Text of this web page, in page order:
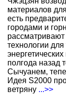
материалов
есть
городами и
технологии
полгода назад
Сычуанем,
Идея S2000
ветряну ...>>